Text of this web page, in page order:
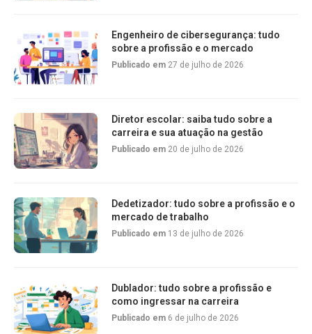
Engenheiro de cibersegurança: tudo
sobre a profissão e o mercado
Publicado em 27 de julho de 2026
Diretor escolar: saiba tudo sobre a
carreira e sua atuação na gestão
Publicado em 20 de julho de 2026
Dedetizador: tudo sobre a profissão e o
mercado de trabalho
Publicado em 13 de julho de 2026
Dublador: tudo sobre a profissão e
como ingressar na carreira
Publicado em 6 de julho de 2026